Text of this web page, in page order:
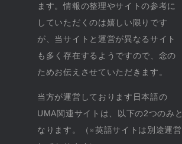
ます。情報の整理やサイトの参考に
していただくのは嬉しい限りです
が、当サイトと運営が異なるサイト
も多く存在するようですので、念の
ためお伝えさせていただきます。
当方が運営しております日本語の
UMA関連サイトは、以下の2つのみと
なります。（※英語サイトは別途運営